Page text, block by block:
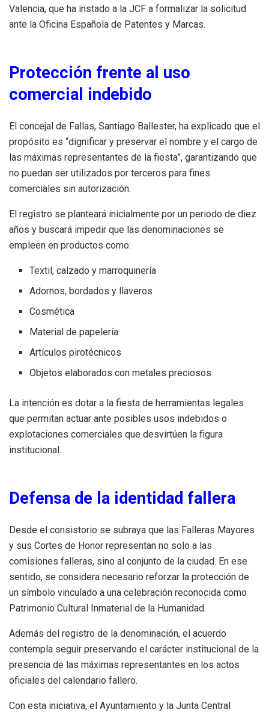
Valencia, que ha instado a la JCF a formalizar la solicitud
ante la Oficina Española de Patentes y Marcas.
Protección frente al uso
comercial indebido
El concejal de Fallas, Santiago Ballester, ha explicado que el
propósito es “dignificar y preservar el nombre y el cargo de
las máximas representantes de la fiesta”, garantizando que
no puedan ser utilizados por terceros para fines
comerciales sin autorización.
El registro se planteará inicialmente por un periodo de diez
años y buscará impedir que las denominaciones se
empleen en productos como:
Textil, calzado y marroquinería
Adornos, bordados y llaveros
Cosmética
Material de papelería
Artículos pirotécnicos
Objetos elaborados con metales preciosos
La intención es dotar a la fiesta de herramientas legales
que permitan actuar ante posibles usos indebidos o
explotaciones comerciales que desvirtúen la figura
institucional.
Defensa de la identidad fallera
Desde el consistorio se subraya que las Falleras Mayores
y sus Cortes de Honor representan no solo a las
comisiones falleras, sino al conjunto de la ciudad. En ese
sentido, se considera necesario reforzar la protección de
un símbolo vinculado a una celebración reconocida como
Patrimonio Cultural Inmaterial de la Humanidad.
Además del registro de la denominación, el acuerdo
contempla seguir preservando el carácter institucional de la
presencia de las máximas representantes en los actos
oficiales del calendario fallero.
Con esta iniciativa, el Ayuntamiento y la Junta Central